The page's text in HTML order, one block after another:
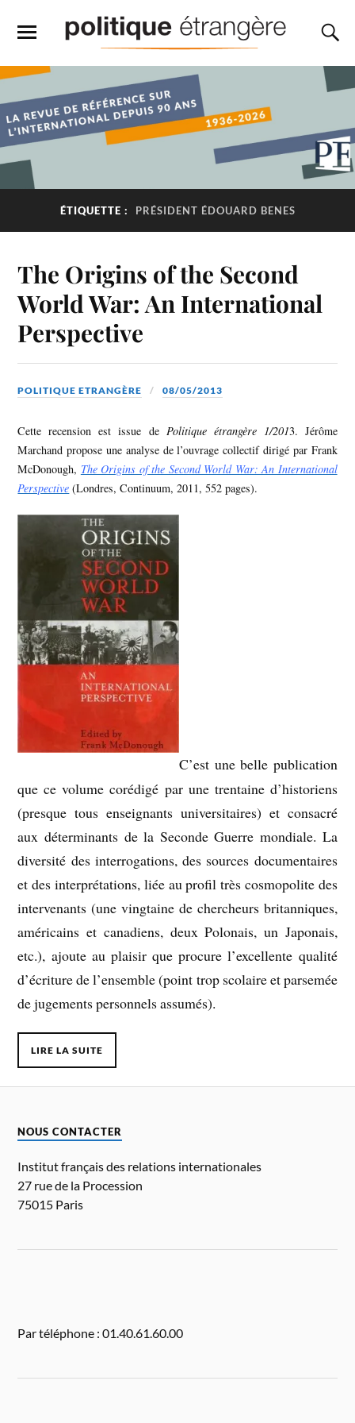
ÉTIQUETTE : PRÉSIDENT ÉDOUARD BENES
The Origins of the Second
World War: An International
Perspective
POLITIQUE ETRANGÈRE 08/05/2013
Cette recension est issue de Politique étrangère 1/2013. Jérôme
Marchand propose une analyse de l’ouvrage collectif dirigé par Frank
McDonough, The Origins of the Second World War: An International
Perspective (Londres, Continuum, 2011, 552 pages).
C’est une belle publication
que ce volume corédigé par une trentaine d’historiens
(presque tous enseignants universitaires) et consacré
aux déterminants de la Seconde Guerre mondiale. La
diversité des interrogations, des sources documentaires
et des interprétations, liée au profil très cosmopolite des
intervenants (une vingtaine de chercheurs britanniques,
américains et canadiens, deux Polonais, un Japonais,
etc.), ajoute au plaisir que procure l’excellente qualité
d’écriture de l’ensemble (point trop scolaire et parsemée
de jugements personnels assumés).
LIRE LA SUITE
NOUS CONTACTER
Institut français des relations internationales
27 rue de la Procession
75015 Paris
Par téléphone : 01.40.61.60.00